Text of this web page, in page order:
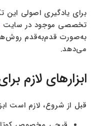
برای یادگیری اصولی
تخصصی موجود در سایت
به‌صورت قدم‌به‌قدم
می‌دهد.
ابزارهای لازم
قبل از شروع، لازم است